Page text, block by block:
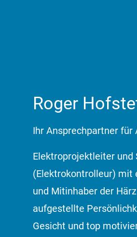
Roger
Ihr Ansprechpartner
Elektroprojektleiter
(Elektrokontrolleur) mit
und Mitinhaber der
aufgestellte
Gesicht und top